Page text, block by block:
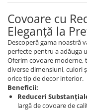
Covoare cu
Eleganță la
Descoperă gama noastră
perfecte pentru a adăuga
Oferim covoare moderne,
diverse dimensiuni, culori
orice tip de decor interior.
Beneficii:
Reduceri
largă de covoare de